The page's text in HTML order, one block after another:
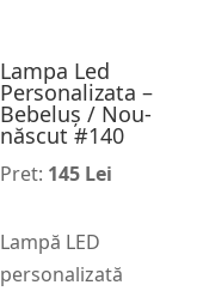
Lampa Led
Personalizata –
Bebeluș / Nou-
născut #140
Pret: 145 Lei
Lampă LED
personalizată